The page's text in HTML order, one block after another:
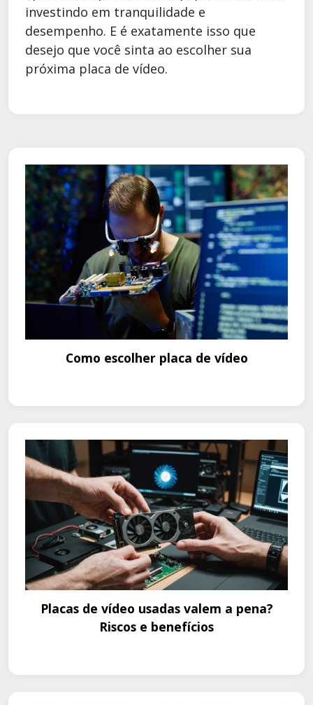
investindo em tranquilidade e
desempenho. E é exatamente isso que
desejo que você sinta ao escolher sua
próxima placa de vídeo.
Como escolher placa de vídeo
Placas de vídeo usadas valem a pena?
Riscos e benefícios